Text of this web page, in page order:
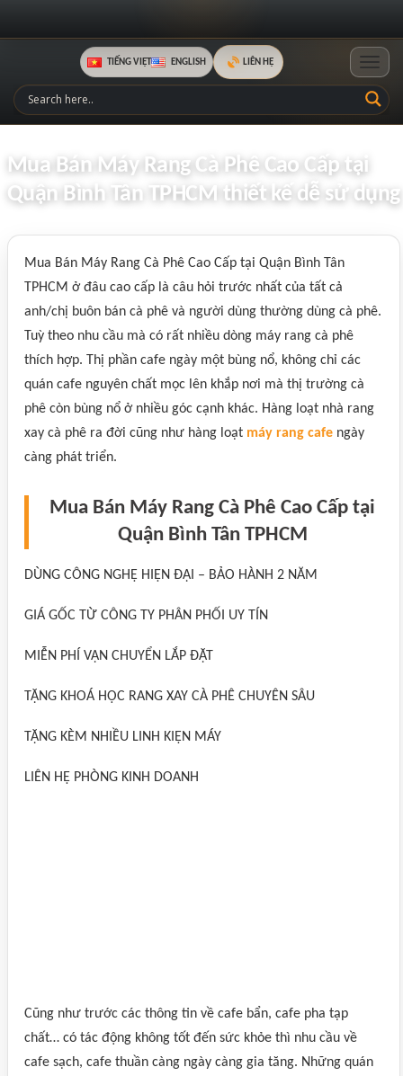
TIẾNG VIỆT ENGLISH LIÊN HỆ
Mua Bán Máy Rang Cà Phê Cao Cấp tại
Quận Bình Tân TPHCM thiết kế dễ sử dụng
Mua Bán Máy Rang Cà Phê Cao Cấp tại Quận Bình Tân
TPHCM ở đâu cao cấp là câu hỏi trước nhất của tất cả
anh/chị buôn bán cà phê và người dùng thường dùng cà phê.
Tuỳ theo nhu cầu mà có rất nhiều dòng máy rang cà phê
thích hợp. Thị phần cafe ngày một bùng nổ, không chỉ các
quán cafe nguyên chất mọc lên khắp nơi mà thị trường cà
phê còn bùng nổ ở nhiều góc cạnh khác. Hàng loạt nhà rang
xay cà phê ra đời cũng như hàng loạt máy rang cafe ngày
càng phát triển.
Mua Bán Máy Rang Cà Phê Cao Cấp tại
Quận Bình Tân TPHCM
DÙNG CÔNG NGHỆ HIỆN ĐẠI – BẢO HÀNH 2 NĂM
GIÁ GỐC TỪ CÔNG TY PHÂN PHỐI UY TÍN
MIỄN PHÍ VẬN CHUYỂN LẮP ĐẶT
TẶNG KHOÁ HỌC RANG XAY CÀ PHÊ CHUYÊN SÂU
TẶNG KÈM NHIỀU LINH KIỆN MÁY
LIÊN HỆ PHÒNG KINH DOANH
Cũng như trước các thông tin về cafe bẩn, cafe pha tạp
chất… có tác động không tốt đến sức khỏe thì nhu cầu về
cafe sạch, cafe thuần càng ngày càng gia tăng. Những quán